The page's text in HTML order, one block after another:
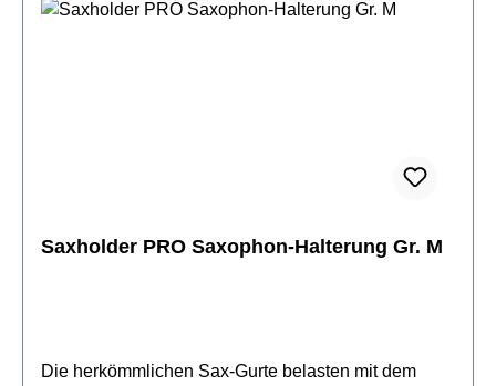
Saxholder PRO Saxophon-Halterung Gr. M
Die herkömmlichen Sax-Gurte belasten mit dem